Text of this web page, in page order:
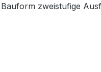
Bauform zweistufige